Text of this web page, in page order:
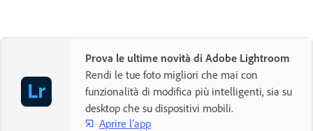
Prova le ultime novità di Adobe Lightroom
Rendi le tue foto migliori che mai con
funzionalità di modifica più intelligenti, sia su
desktop che su dispositivi mobili.
Aprire l’app